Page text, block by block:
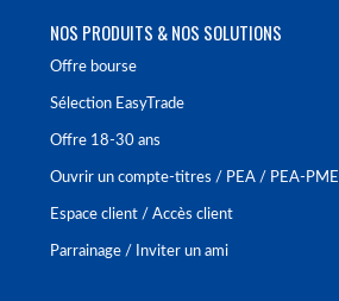
NOS PRODUITS & NOS SOLUTIONS
Offre bourse
Sélection EasyTrade
Offre 18-30 ans
Ouvrir un compte-titres / PEA / PEA-PME
Espace client / Accès client
Parrainage / Inviter un ami